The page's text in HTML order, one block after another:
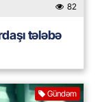
82
tələbə
Gündəm